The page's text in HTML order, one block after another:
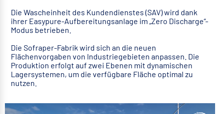
Die Wascheinheit des Kundendienstes (SAV) wird dank
ihrer Easypure-Aufbereitungsanlage im „Zero Discharge“-
Modus betrieben.
Die Sofraper-Fabrik wird sich an die neuen
Flächenvorgaben von Industriegebieten anpassen. Die
Produktion erfolgt auf zwei Ebenen mit dynamischen
Lagersystemen, um die verfügbare Fläche optimal zu
nutzen.